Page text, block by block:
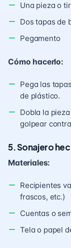
Una pieza o
Dos tapas de
Pegamento
Cómo hacerlo:
Pega las
de plástico.
Dobla la
golpear
5. Sonajero
Materiales:
Recipientes
frascos, etc.)
Cuentas o
Tela o papel